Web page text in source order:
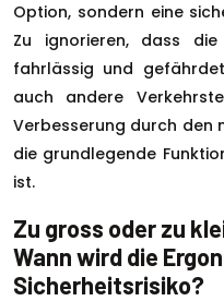
Option, sondern eine
Zu ignorieren, dass
fahrlässig und
auch andere
Verbesserung durch den
die grundlegende
ist.
Zu gross oder zu
Wann wird die
Sicherheitsrisiko?